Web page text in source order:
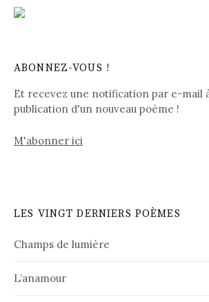
ABONNEZ-VOUS !
Et recevez une notification par e-mail
publication d'un nouveau poème !
M'abonner ici
LES VINGT DERNIERS POÈMES
Champs de lumière
L’anamour